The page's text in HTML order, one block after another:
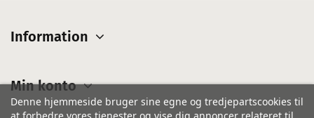
Information
Min konto
Denne hjemmeside bruger sine egne og tredjepartscookies til